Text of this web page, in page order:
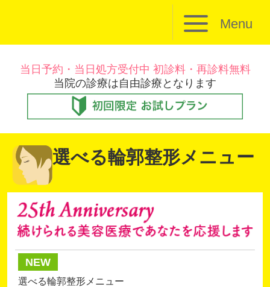
Menu
当日予約・当日処方受付中 初診料・再診料無料
当院の診療は自由診療となります
選べる輪郭整形メニュー
NEW
選べる輪郭整形メニュー